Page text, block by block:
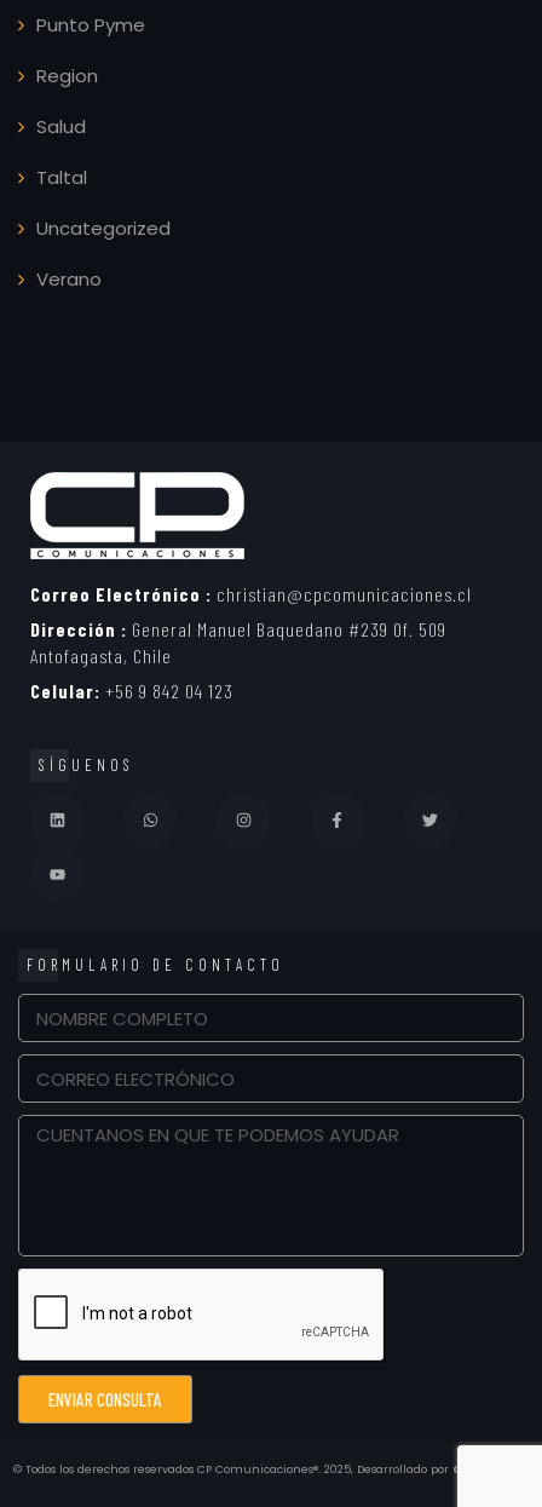
Punto Pyme
Region
Salud
Taltal
Uncategorized
Verano
Correo Electrónico : christian@cpcomunicaciones.cl
Dirección : General Manuel Baquedano #239 Of. 509
Antofagasta, Chile
Celular: +56 9 842 04 123
SÍGUENOS
FORMULARIO DE CONTACTO
ENVIAR CONSULTA
© Todos los derechos reservados CP Comunicaciones®.2025, Desarrollado por CONCEPTO3